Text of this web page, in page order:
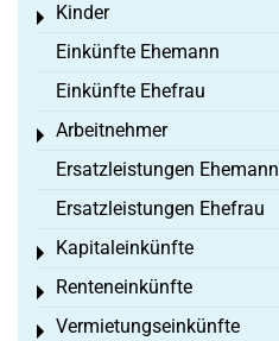
Kinder
Toggle menu
Einkünfte Ehemann
Einkünfte Ehefrau
Arbeitnehmer
Toggle menu
Ersatzleistungen Ehemann
Ersatzleistungen Ehefrau
Kapitaleinkünfte
Toggle menu
Renteneinkünfte
Toggle menu
Vermietungseinkünfte
Toggle menu